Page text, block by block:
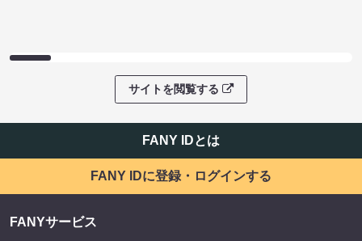
サイトを閲覧する
FANY IDとは
FANY IDに登録・ログインする
FANYサービス